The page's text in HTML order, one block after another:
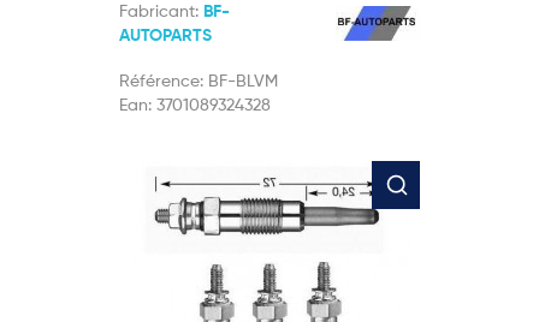
Fabricant: BF-
AUTOPARTS
Référence: BF-BLVM
Ean: 3701089324328